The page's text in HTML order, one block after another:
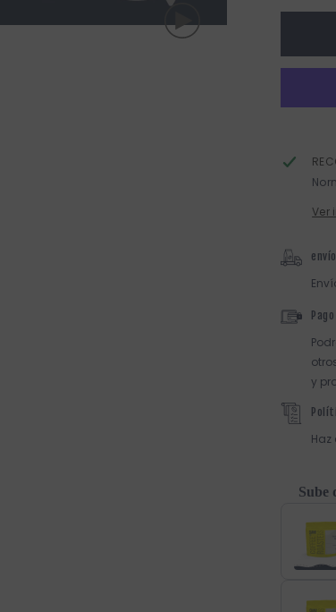
Ver
y
Sube